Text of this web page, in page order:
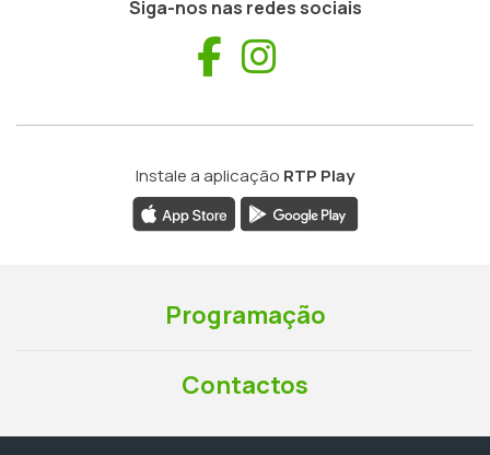
Siga-nos nas redes sociais
Facebook
Instale a aplicação RTP Play
Programação
Contactos